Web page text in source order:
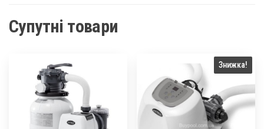
Супутні товари
Знижка!